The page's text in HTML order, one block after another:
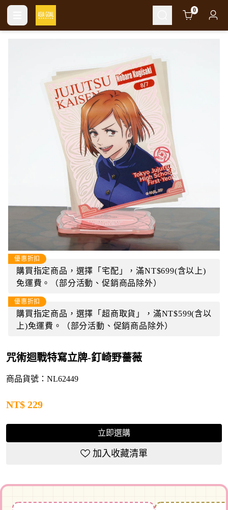
Cart 0
優惠折扣
購買指定商品，選擇「宅配」，滿NT$699(含以上)
免運費。（部分活動、促銷商品除外）
優惠折扣
購買指定商品，選擇「超商取貨」，滿NT$599(含以
上)免運費。（部分活動、促銷商品除外）
咒術迴戰特寫立牌-釘崎野薔薇
商品貨號：NL62449
NT$ 229
立即選購
加入收藏清單